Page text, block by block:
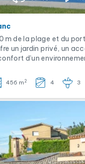
m de la plage et du
un jardin privé, un
d’un
456 m 2 4 3